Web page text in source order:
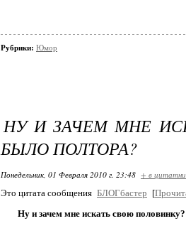
Рубрики: Юмор
НУ И ЗАЧЕМ МНЕ
БЫЛО ПОЛТОРА?
Понедельник, 01 Февраля 2010 г. 23:48 + в
Это цитата сообщения БЛОГбастер [
Ну и зачем мне искать свою